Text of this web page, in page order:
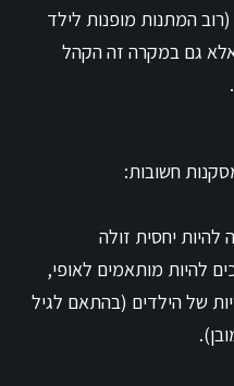
(רוב המתנות מופנות לילד
אלא גם במקרה זה הקהל
להיות יחסית זולה
להיות מותאמים לאופי,
של הילדים (בהתאם לגיל